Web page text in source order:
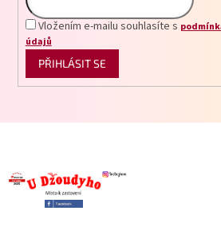
Vložením e-mailu souhlasíte s
údajů
PŘIHLÁSIT SE